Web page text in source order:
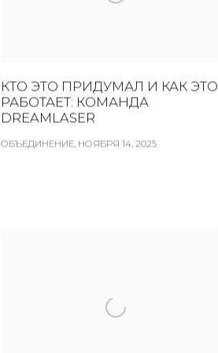
КТО ЭТО ПРИДУМАЛ И КАК ЭТО
РАБОТАЕТ: КОМАНДА
DREAMLASER
ОБЪЕДИНЕНИЕ, НОЯБРЯ 14, 2025